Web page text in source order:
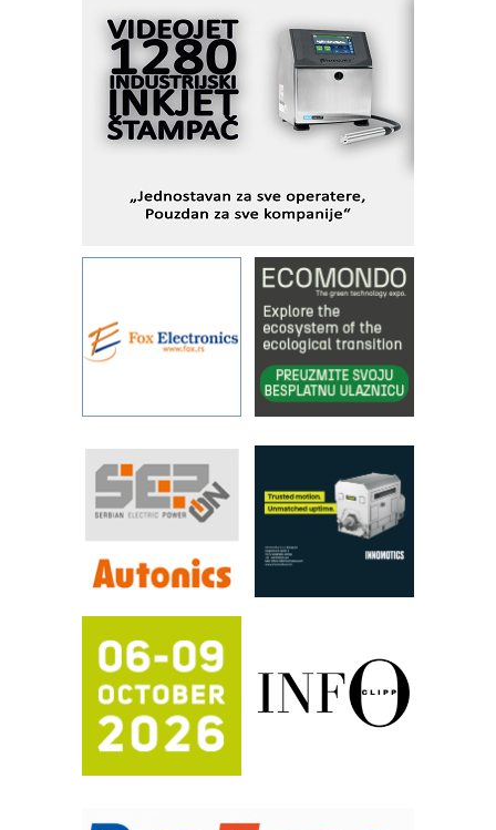
Fleksibilno stezanje i brzo
podešavanje u proizvodnji prototipova
KIP KOP – napredna rešenja za
savremene industrijske i logističke
objekte
Alba d.o.o. – 35 godina preciznosti u
IBeRTIM - oprema za ispitivanje
STAUFF – Komponente koje
povećavaju pouzdanost hidrauličkih
YAMADA pumpe – japanska
pouzdanost u transferu fluida
Filtration Group Industrial – Napredna
rešenja za filtraciju u hidrauličkim i
RILINEX kompanije Rittal
FANUC: Najbolje za vašu pametnu
automatizaciju
Efikasno upravljanje energijom
Automatizacija pakovanja · Display
Potpuna efikasnost bez složenih
sistema
Trajna oznaka kao dugoročna korist
Bezbednost na prvom mestu!
IB BLUMENAUER - više od 40 godina
poverenja u industriji